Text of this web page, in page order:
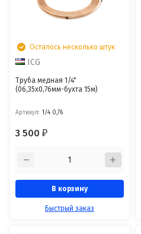
Осталось несколько штук
ICG
Труба медная 1/4"
(06,35х0,76мм-бухта 15м)
Артикул: 1/4 0,76
3 500₽
В корзину
Быстрый заказ